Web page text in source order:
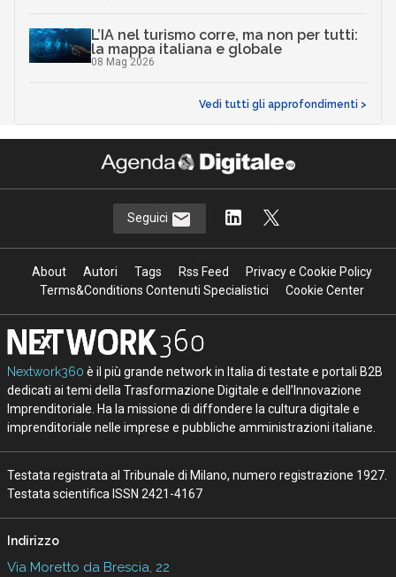
L’IA nel turismo corre, ma non per tutti:
la mappa italiana e globale
08 Mag 2026
Vedi tutti gli approfondimenti >
Seguici
About Autori Tags Rss Feed
Privacy e Cookie Policy
Terms&Conditions Contenuti Specialistici
Cookie Center
Nextwork360 è il più grande network in Italia di testate e portali B2B
dedicati ai temi della Trasformazione Digitale e dell’Innovazione
Imprenditoriale. Ha la missione di diffondere la cultura digitale e
imprenditoriale nelle imprese e pubbliche amministrazioni italiane.
Testata registrata al Tribunale di Milano, numero registrazione 1927.
Testata scientifica ISSN 2421-4167
Indirizzo
Via Moretto da Brescia, 22